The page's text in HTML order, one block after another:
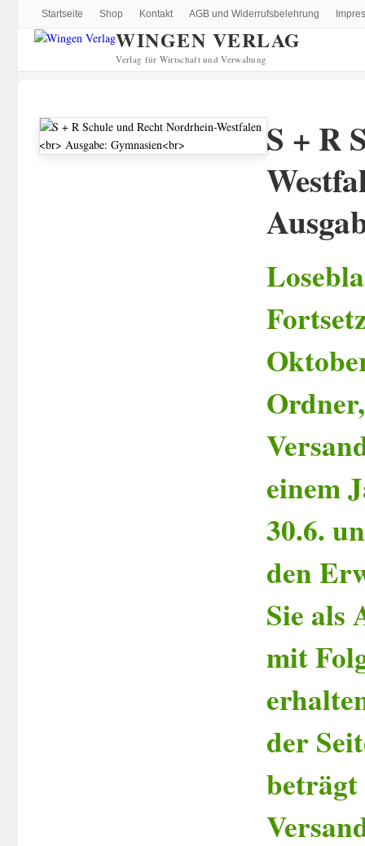
WINGEN VERLAG
Verlag für Wirtschaft und Verwaltung
Startseite Shop Kontakt AGB und Widerrufsbelehrung
S + R
einem
30.6.
den
Sie als
mit
der
beträgt